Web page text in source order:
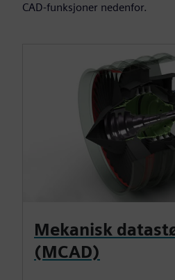
CAD-funksjoner nedenfor.
Mekanisk
(MCAD)